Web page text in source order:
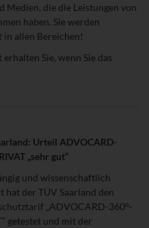
die die Leistungen von
haben. Sie werden
allen Bereichen!
Sie, wenn Sie das
Urteil ADVOCARD-
„sehr gut“
und wissenschaftlich
hat der TÜV Saarland den
„ADVOCARD-360°-
getestet und mit der